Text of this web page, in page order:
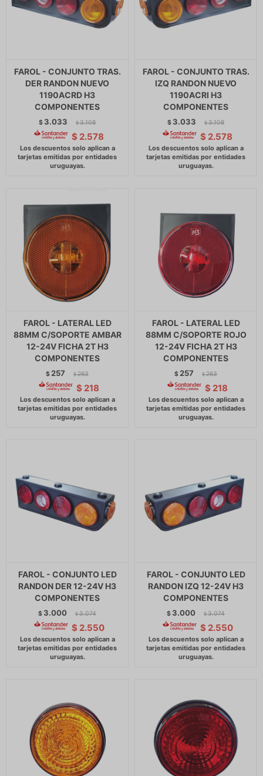
FAROL - CONJUNTO TRAS.
DER RANDON NUEVO
1190ACRD H3
COMPONENTES
$ 3.033 $ 3.108
$ 2.578
FAROL - CONJUNTO TRAS.
IZQ RANDON NUEVO
1190ACRI H3
COMPONENTES
$ 3.033 $ 3.108
$ 2.578
FAROL - LATERAL LED
88MM C/SOPORTE AMBAR
12-24V FICHA 2T H3
COMPONENTES
$ 257 $ 263
$ 218
FAROL - LATERAL LED
88MM C/SOPORTE ROJO
12-24V FICHA 2T H3
COMPONENTES
$ 257 $ 263
$ 218
FAROL - CONJUNTO LED
RANDON DER 12-24V H3
COMPONENTES
$ 3.000 $ 3.074
$ 2.550
FAROL - CONJUNTO LED
RANDON IZQ 12-24V H3
COMPONENTES
$ 3.000 $ 3.074
$ 2.550